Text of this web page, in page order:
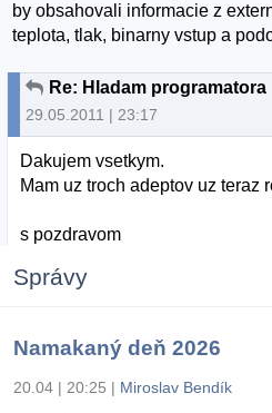
by obsahovali informacie z
teplota, tlak, binarny vstup a
Re: Hladam programatora
29.05.2011 | 23:17
Dakujem vsetkym.
Mam uz troch adeptov uz teraz
s pozdravom
Správy
Namakaný deň 2026
20.04 | 20:25 | Miroslav Bendík